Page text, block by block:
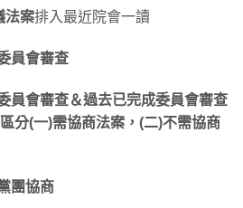
法案排入最近院會一讀
員會審查
員會審查＆過去已完成委員會審查
分(一)需協商法案，(二)不需協商
團協商